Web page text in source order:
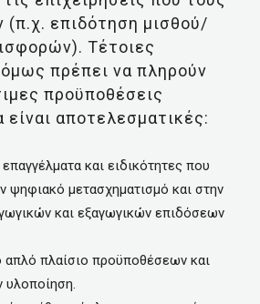
(π.χ. επιδότηση μισθού/
Τέτοιες
πρέπει να πληρούν
προϋποθέσεις
είναι αποτελεσματικές:
και ειδικότητες που
ψηφιακό μετασχηματισμό και στην
και εξαγωγικών επιδόσεων
απλό πλαίσιο προϋποθέσεων και
υλοποίηση.